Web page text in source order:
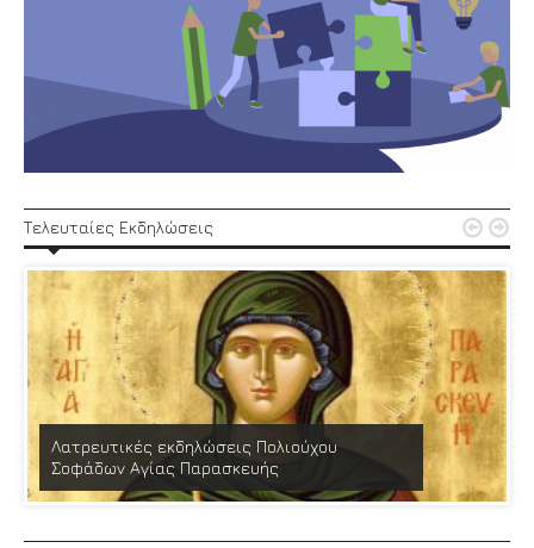
Τελευταίες Εκδηλώσεις
Λατρευτικές εκδηλώσεις Πολιούχου
Σοφάδων Αγίας Παρασκευής
 